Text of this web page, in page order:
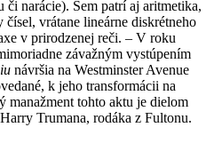
či narácie). Sem patrí aj aritmetika,
vrátane lineárne diskrétneho
v prirodzenej reči. – V roku
závažným vystúpením
návršia na Westminster Avenue
k jeho transformácii na
tohto aktu je dielom
Trumana, rodáka z Fultonu.